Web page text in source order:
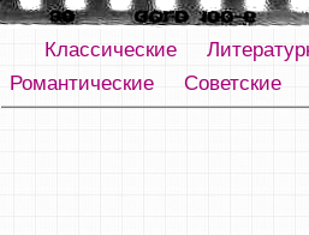
Классические
Романтические
Советские